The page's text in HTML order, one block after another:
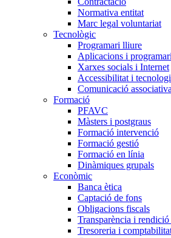
Normativa entitat
Marc legal voluntariat
Tecnològic
Programari lliure
Aplicacions i programari
Xarxes socials i Internet
Accessibilitat i
Comunicació associativa
Formació
PFAVC
Màsters i postgraus
Formació intervenció
Formació gestió
Formació en línia
Dinàmiques grupals
Econòmic
Banca ètica
Captació de fons
Obligacions fiscals
Transparència i rendició
Tresoreria i